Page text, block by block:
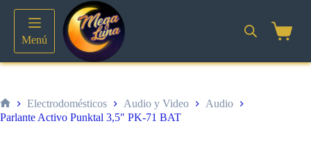
contenido
Menú
Inicio
Electrodomésticos Audio y Video
Audio
Parlante Activo Punktal 3,5″ PK-71 BAT